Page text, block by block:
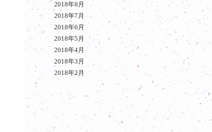
2018年8月
2018年7月
2018年6月
2018年5月
2018年4月
2018年3月
2018年2月